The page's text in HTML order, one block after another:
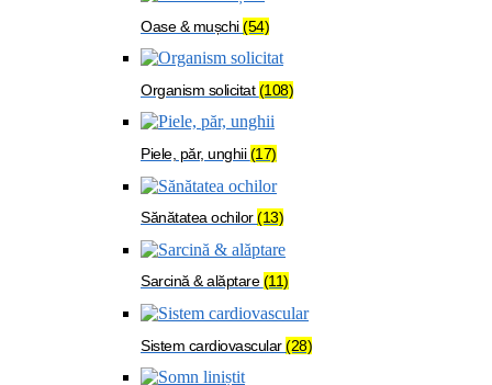
Oase & mușchi(54)
Organism solicitat(108)
Piele, păr, unghii(17)
Sănătatea ochilor(13)
Sarcină & alăptare(11)
Sistem cardiovascular(28)